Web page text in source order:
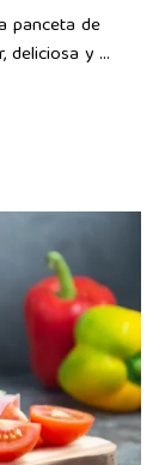
panceta de
deliciosa y …